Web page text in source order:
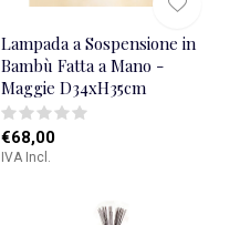
Lampada a Sospensione in
Bambù Fatta a Mano -
Maggie D34xH35cm
€68,00
IVA Incl.